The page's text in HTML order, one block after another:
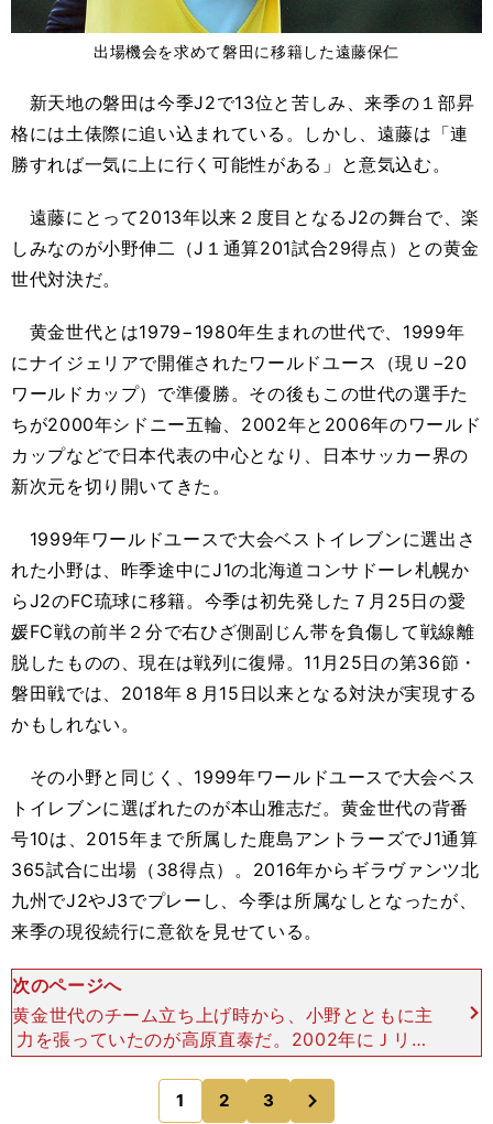
出場機会を求めて磐田に移籍した遠藤保仁
新天地の磐田は今季J2で13位と苦しみ、来季の１部昇
格には土俵際に追い込まれている。しかし、遠藤は「連
勝すれば一気に上に行く可能性がある」と意気込む。
遠藤にとって2013年以来２度目となるJ2の舞台で、楽
しみなのが小野伸二（J１通算201試合29得点）との黄金
世代対決だ。
黄金世代とは1979−1980年生まれの世代で、1999年
にナイジェリアで開催されたワールドユース（現Ｕ−20
ワールドカップ）で準優勝。その後もこの世代の選手た
ちが2000年シドニー五輪、2002年と2006年のワールド
カップなどで日本代表の中心となり、日本サッカー界の
新次元を切り開いてきた。
1999年ワールドユースで大会ベストイレブンに選出さ
れた小野は、昨季途中にJ1の北海道コンサドーレ札幌か
らJ2のFC琉球に移籍。今季は初先発した７月25日の愛
媛FC戦の前半２分で右ひざ側副じん帯を負傷して戦線離
脱したものの、現在は戦列に復帰。11月25日の第36節・
磐田戦では、2018年８月15日以来となる対決が実現する
かもしれない。
その小野と同じく、1999年ワールドユースで大会ベス
トイレブンに選ばれたのが本山雅志だ。黄金世代の背番
号10は、2015年まで所属した鹿島アントラーズでJ1通算
365試合に出場（38得点）。2016年からギラヴァンツ北
九州でJ2やJ3でプレーし、今季は所属なしとなったが、
来季の現役続行に意欲を見せている。
次のページへ
黄金世代のチーム立ち上げ時から、小野とともに主
力を張っていたのが高原直泰だ。2002年にＪリー
グMVP＆得点王をダブル受賞し、アルゼンチンや
ドイツなど海外リーグでも活躍したが、J1では清水
エスパルスに
1 2 3